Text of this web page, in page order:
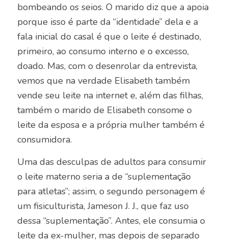
bombeando os seios. O marido diz que a apoia
porque isso é parte da “identidade” dela e a
fala inicial do casal é que o leite é destinado,
primeiro, ao consumo interno e o excesso,
doado. Mas, com o desenrolar da entrevista,
vemos que na verdade Elisabeth também
vende seu leite na internet e, além das filhas,
também o marido de Elisabeth consome o
leite da esposa e a própria mulher também é
consumidora.
Uma das desculpas de adultos para consumir
o leite materno seria a de “suplementação
para atletas”; assim, o segundo personagem é
um fisiculturista, Jameson J. J., que faz uso
dessa “suplementação”. Antes, ele consumia o
leite da ex-mulher, mas depois de separado